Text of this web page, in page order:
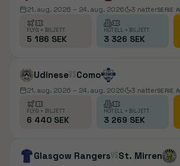
21. aug. 2026 – 24. aug. 2026 3 nätterSERIE A
FLYG + BILJETT
5 186 SEK
HOTELL + BILJETT
3 326 SEK
UdinesevsComo
21. aug. 2026 – 24. aug. 2026 3 nätterSERIE A
FLYG + BILJETT
6 440 SEK
HOTELL + BILJETT
3 269 SEK
Glasgow RangersvsSt. Mirren